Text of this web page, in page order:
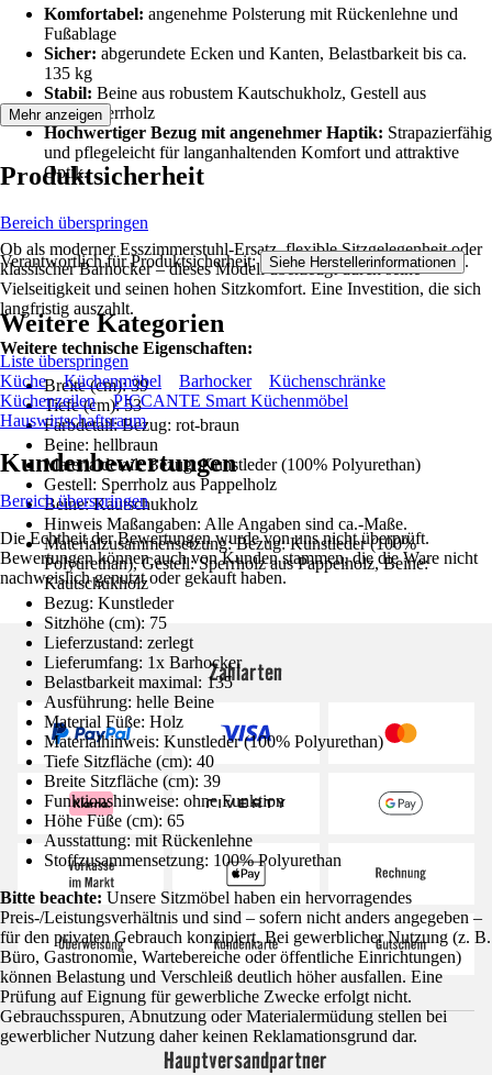
Komfortabel: angenehme Polsterung mit Rückenlehne und
Fußablage
Sicher: abgerundete Ecken und Kanten, Belastbarkeit bis ca.
135 kg
Stabil: Beine aus robustem Kautschukholz, Gestell aus
Pappelsperrholz
Hochwertiger Bezug mit angenehmer Haptik: Strapazierfähig
und pflegeleicht für langanhaltenden Komfort und attraktive
Optik.
Ob als moderner Esszimmerstuhl-Ersatz, flexible Sitzgelegenheit oder
klassischer Barhocker – dieses Modell überzeugt durch seine
Vielseitigkeit und seinen hohen Sitzkomfort. Eine Investition, die sich
langfristig auszahlt.
Weitere technische Eigenschaften:
Breite (cm): 39
Tiefe (cm): 53
Farbdetail: Bezug: rot-braun
Beine: hellbraun
Materialdetail: Bezug: Kunstleder (100% Polyurethan)
Gestell: Sperrholz aus Pappelholz
Beine: Kautschukholz
Hinweis Maßangaben: Alle Angaben sind ca.-Maße.
Materialzusammensetzung: Bezug: Kunstleder (100%
Polyurethan), Gestell: Sperrholz aus Pappelholz, Beine:
Kautschukholz
Bezug: Kunstleder
Sitzhöhe (cm): 75
Lieferzustand: zerlegt
Lieferumfang: 1x Barhocker
Belastbarkeit maximal: 135
Ausführung: helle Beine
Material Füße: Holz
Materialhinweis: Kunstleder (100% Polyurethan)
Tiefe Sitzfläche (cm): 40
Breite Sitzfläche (cm): 39
Funktionshinweise: ohne Funktion
Höhe Füße (cm): 65
Ausstattung: mit Rückenlehne
Stoffzusammensetzung: 100% Polyurethan
Bitte beachte: Unsere Sitzmöbel haben ein hervorragendes
Preis-/Leistungsverhältnis und sind – sofern nicht anders angegeben –
für den privaten Gebrauch konzipiert. Bei gewerblicher Nutzung (z. B.
Büro, Gastronomie, Wartebereiche oder öffentliche Einrichtungen)
können Belastung und Verschleiß deutlich höher ausfallen. Eine
Prüfung auf Eignung für gewerbliche Zwecke erfolgt nicht.
Gebrauchsspuren, Abnutzung oder Materialermüdung stellen bei
gewerblicher Nutzung daher keinen Reklamationsgrund dar.
Mehr anzeigen
Produktsicherheit
Bereich überspringen
Verantwortlich für Produktsicherheit: Siehe Herstellerinformationen .
Weitere Kategorien
Liste überspringen
Küche
Küchenmöbel Barhocker
Küchenschränke
Küchenzeilen
PICCANTE Smart Küchenmöbel
Hauswirtschaftsraum
Kundenbewertungen
Bereich überspringen
Die Echtheit der Bewertungen wurde von uns nicht überprüft.
Bewertungen können auch von Kunden stammen, die die Ware nicht
nachweislich genutzt oder gekauft haben.
Zahlarten
Hauptversandpartner